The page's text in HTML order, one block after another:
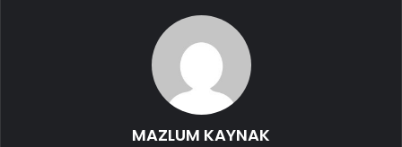
MAZLUM KAYNAK